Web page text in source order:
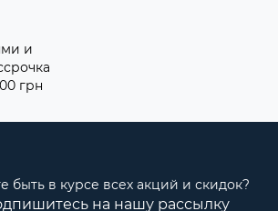
и
грн
быть в курсе всех акций и скидок?
на нашу рассылку